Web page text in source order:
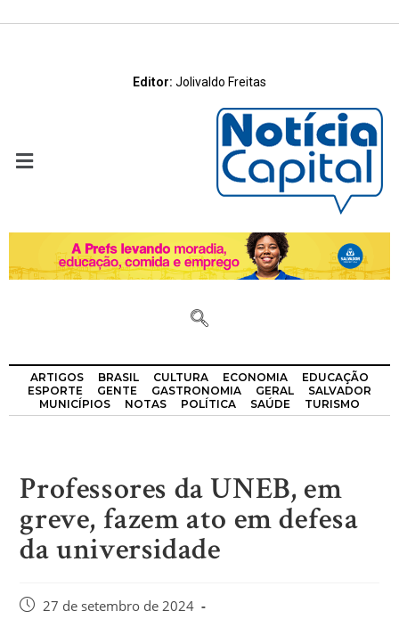
Editor: Jolivaldo Freitas
ARTIGOS BRASIL CULTURA ECONOMIA
EDUCAÇÃO
ESPORTE
GENTE GASTRONOMIA GERAL
SALVADOR
MUNICÍPIOS
NOTAS POLÍTICA SAÚDE TURISMO
Professores da UNEB, em
greve, fazem ato em defesa
da universidade
27 de setembro de 2024